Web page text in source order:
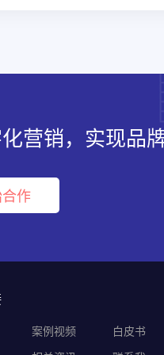
营销，实现品
作
案例视频
白皮书